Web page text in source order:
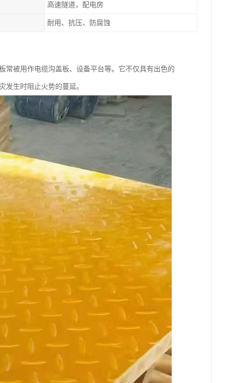
高速隧道，配电房
耐用、抗压、防腐蚀
常被用作电缆沟盖板、设备平台等。它不仅具有出色的
发生时阻止火势的蔓延。